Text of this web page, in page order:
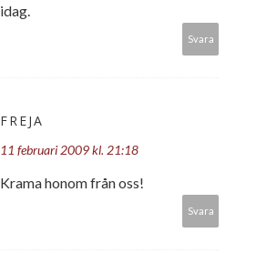
idag.
Svara
FREJA
11 februari 2009 kl. 21:18
Krama honom från oss!
Svara